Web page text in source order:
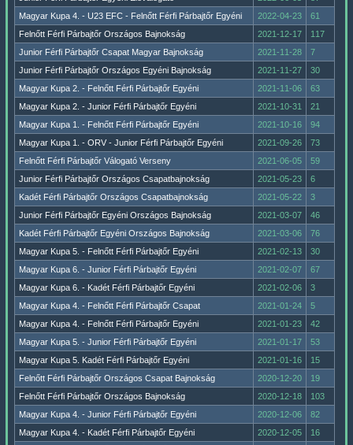
Magyar Kupa 4. - U23 EFC - Felnőtt Férfi Párbajtőr Egyéni
2022-04-23
61
Felnőtt Férfi Párbajtőr Országos Bajnokság
2021-12-17
117
Junior Férfi Párbajtőr Csapat Magyar Bajnokság
2021-11-28
7
Junior Férfi Párbajtőr Országos Egyéni Bajnokság
2021-11-27
30
Magyar Kupa 2. - Felnőtt Férfi Párbajtőr Egyéni
2021-11-06
63
Magyar Kupa 2. - Junior Férfi Párbajtőr Egyéni
2021-10-31
21
Magyar Kupa 1. - Felnőtt Férfi Párbajtőr Egyéni
2021-10-16
94
Magyar Kupa 1. - ORV - Junior Férfi Párbajtőr Egyéni
2021-09-26
73
Felnőtt Férfi Párbajtőr Válogató Verseny
2021-06-05
59
Junior Férfi Párbajtőr Országos Csapatbajnokság
2021-05-23
6
Kadét Férfi Párbajtőr Országos Csapatbajnokság
2021-05-22
3
Junior Férfi Párbajtőr Egyéni Országos Bajnokság
2021-03-07
46
Kadét Férfi Párbajtőr Egyéni Országos Bajnokság
2021-03-06
76
Magyar Kupa 5. - Felnőtt Férfi Párbajtőr Egyéni
2021-02-13
30
Magyar Kupa 6. - Junior Férfi Párbajtőr Egyéni
2021-02-07
67
Magyar Kupa 6. - Kadét Férfi Párbajtőr Egyéni
2021-02-06
3
Magyar Kupa 4. - Felnőtt Férfi Párbajtőr Csapat
2021-01-24
5
Magyar Kupa 4. - Felnőtt Férfi Párbajtőr Egyéni
2021-01-23
42
Magyar Kupa 5. - Junior Férfi Párbajtőr Egyéni
2021-01-17
53
Magyar Kupa 5. Kadét Férfi Párbajtőr Egyéni
2021-01-16
15
Felnőtt Férfi Párbajtőr Országos Csapat Bajnokság
2020-12-20
19
Felnőtt Férfi Párbajtőr Országos Bajnokság
2020-12-18
103
Magyar Kupa 4. - Junior Férfi Párbajtőr Egyéni
2020-12-06
82
Magyar Kupa 4. - Kadét Férfi Párbajtőr Egyéni
2020-12-05
16